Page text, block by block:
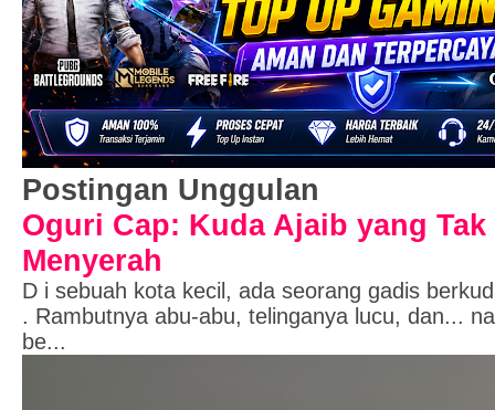
Postingan Unggulan
Oguri Cap: Kuda Ajaib yang Tak
Menyerah
D i sebuah kota kecil, ada seorang gadis
. Rambutnya abu-abu, telinganya lucu, dan...
be...